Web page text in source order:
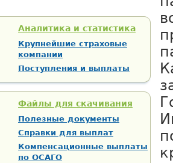
Аналитика и статистика
Крупнейшие страховые
компании
Поступления и выплаты
Файлы для скачивания
Полезные документы
Справки для выплат
Компенсационные выплаты
по ОСАГО